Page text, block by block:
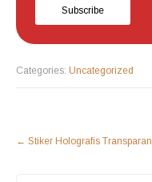
Categories: Uncategorized
POST
← Stiker Holografis Transparan